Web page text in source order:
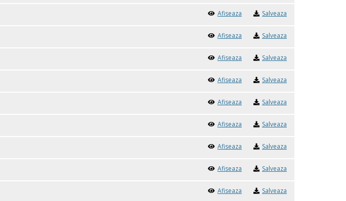
Afiseaza Salveaza
Afiseaza Salveaza
Afiseaza Salveaza
Afiseaza Salveaza
Afiseaza Salveaza
Afiseaza Salveaza
Afiseaza Salveaza
Afiseaza Salveaza
Afiseaza Salveaza